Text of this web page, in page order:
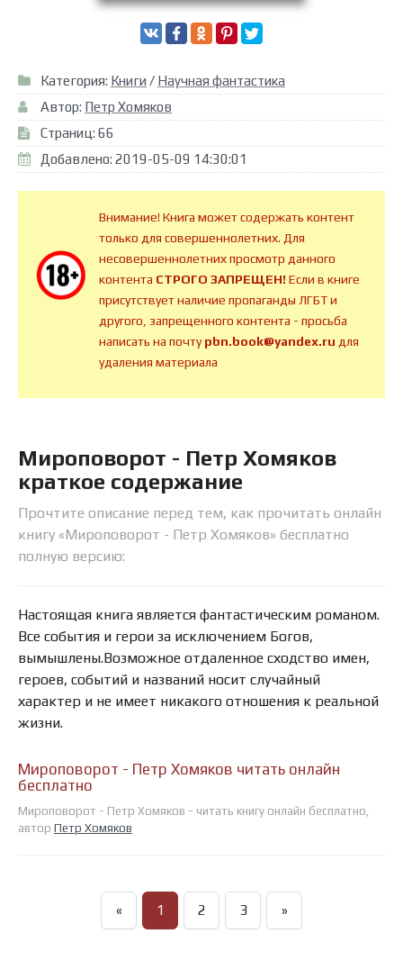
Категория: Книги / Научная фантастика
Автор: Петр Хомяков
Страниц: 66
Добавлено: 2019-05-09 14:30:01
Внимание! Книга может содержать контент
только для совершеннолетних. Для
несовершеннолетних просмотр данного
контента СТРОГО ЗАПРЕЩЕН!Если в книге
присутствует наличие пропаганды ЛГБТ и
другого, запрещенного контента - просьба
написать на почтуpbn.book@yandex.ru для
удаления материала
Мироповорот - Петр Хомяков
краткое содержание
Прочтите описание перед тем, как прочитать онлайн
книгу «Мироповорот - Петр Хомяков» бесплатно
полную версию:
Настоящая книга является фантастическим романом.
Все события и герои за исключением Богов,
вымышлены.Возможное отдаленное сходство имен,
героев, событий и названий носит случайный
характер и не имеет никакого отношения к реальной
жизни.
Мироповорот - Петр Хомяков читать онлайн
бесплатно
Мироповорот - Петр Хомяков - читать книгу онлайн бесплатно,
автор Петр Хомяков
« 1 2 3 »